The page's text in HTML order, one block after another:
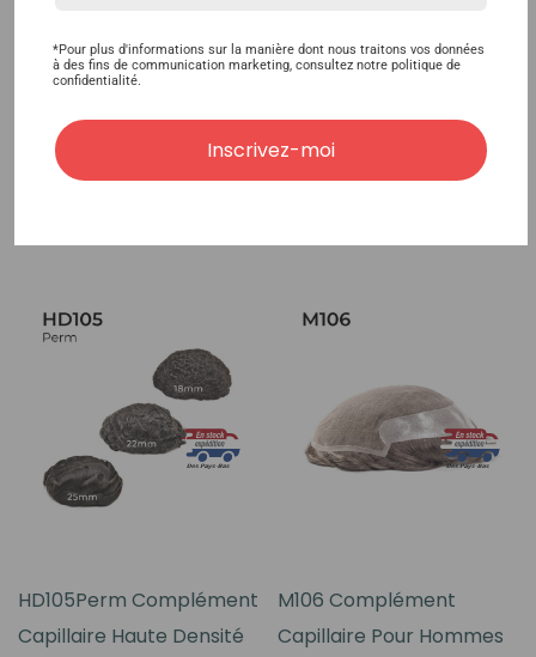
Pour Hommes Composé
Totalement En Tulle
Français
330,00€
Pour Hommes Composé
Totalement En Tulle
Français Avec Nœuds
Blanchis Sur Le Devant
HD105Perm Complément
Capillaire Haute Densité
M106 Complément
Capillaire Pour Hommes
*Pour plus d'informations sur la manière dont nous traitons vos données
à des fins de communication marketing, consultez notre politique de
confidentialité.
Inscrivez-moi